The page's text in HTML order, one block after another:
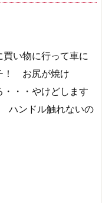
い物に行って車に
！ お尻が焼け
・・やけどします
ハンドル触れないの